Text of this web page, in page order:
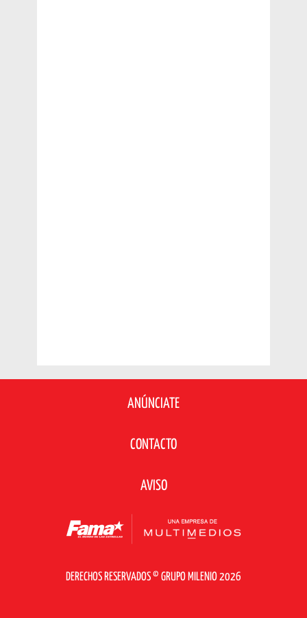
ANÚNCIATE
CONTACTO
AVISO
DERECHOS RESERVADOS © GRUPO MILENIO 2026